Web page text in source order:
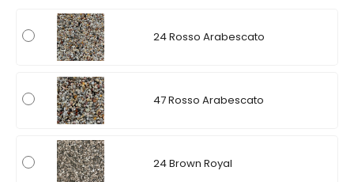
24 Rosso Arabescato
47 Rosso Arabescato
24 Brown Royal